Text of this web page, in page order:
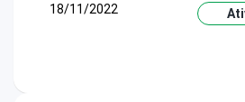
18/11/2022